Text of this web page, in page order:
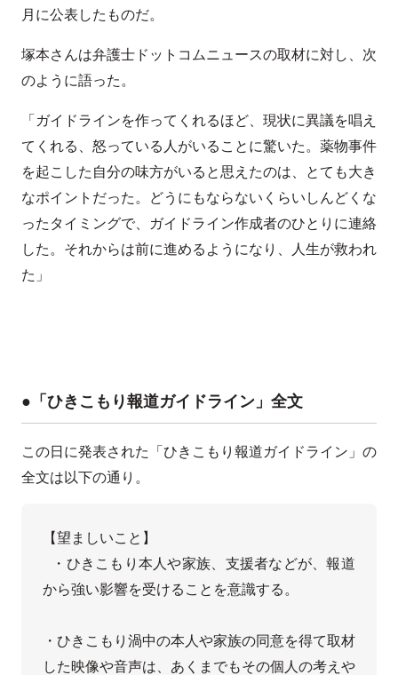
月に公表したものだ。
塚本さんは弁護士ドットコムニュースの取材に対し、次
のように語った。
「ガイドラインを作ってくれるほど、現状に異議を唱え
てくれる、怒っている人がいることに驚いた。薬物事件
を起こした自分の味方がいると思えたのは、とても大き
なポイントだった。どうにもならないくらいしんどくな
ったタイミングで、ガイドライン作成者のひとりに連絡
した。それからは前に進めるようになり、人生が救われ
た」
●「ひきこもり報道ガイドライン」全文
この日に発表された「ひきこもり報道ガイドライン」の
全文は以下の通り。
【望ましいこと】
から強い影響を受けることを意識する。
・ひきこもり渦中の本人や家族の同意を得て取材
した映像や音声は、あくまでもその個人の考えや